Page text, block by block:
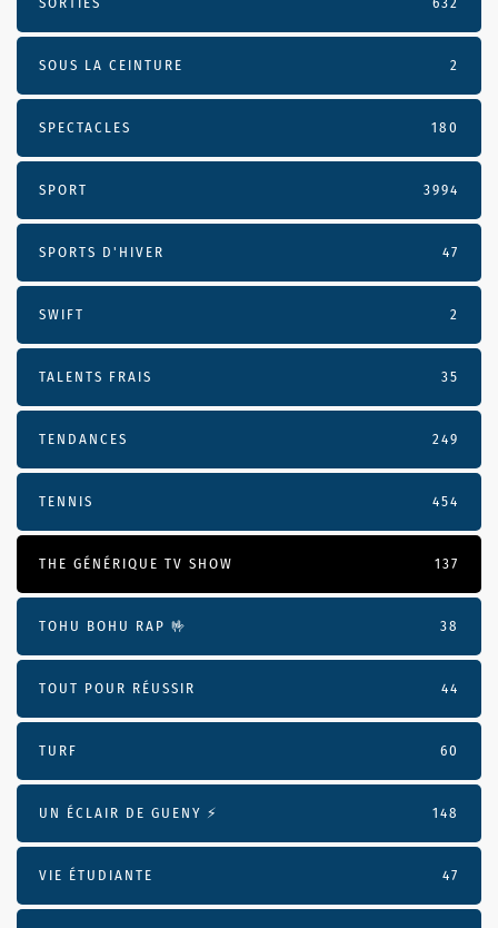
SOUS LA CEINTURE 2
SPECTACLES 180
SPORT 3994
SPORTS D'HIVER 47
SWIFT 2
TALENTS FRAIS 35
TENDANCES 249
TENNIS 454
THE GÉNÉRIQUE TV SHOW 137
TOHU BOHU RAP 🤟 38
TOUT POUR RÉUSSIR 44
TURF 60
UN ÉCLAIR DE GUENY ⚡️ 148
VIE ÉTUDIANTE 47